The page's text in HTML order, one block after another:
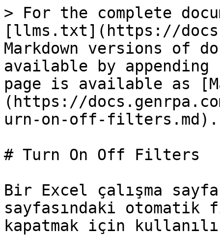
> For the complete
[llms.txt](https://
Markdown versions of
available by
page is available as
(https://
urn-on-off-filters.md).
# Turn On Off Filters
Bir Excel çalışma
sayfasındaki
kapatmak için